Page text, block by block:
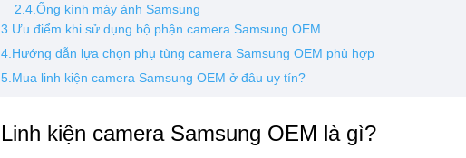
2.4.Ống kính máy ảnh Samsung
3.Ưu điểm khi sử dụng bộ phận camera Samsung OEM
4.Hướng dẫn lựa chọn phụ tùng camera Samsung OEM phù hợp
5.Mua linh kiện camera Samsung OEM ở đâu uy tín?
Linh kiện camera Samsung OEM là gì?